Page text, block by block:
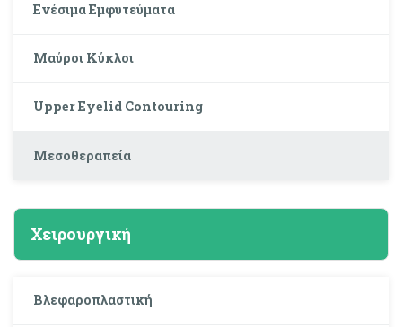
Ενέσιμα Εμφυτεύματα
Μαύροι Κύκλοι
Upper Eyelid Contouring
Μεσοθεραπεία
Χειρουργική
Βλεφαροπλαστική